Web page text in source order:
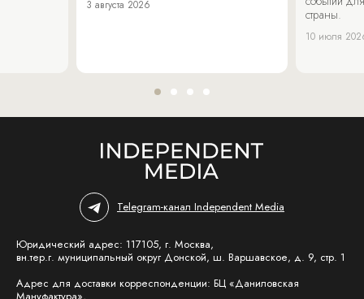
3 августа 2026
страны.
10 июля
Telegram-канал Independent Media
Юридический адрес: 117105, г. Москва,
вн.тер.г. муниципальный округ Донской, ш. Варшавское, д. 9, стр. 1
Адрес для доставки корреспонденции: БЦ «Даниловская